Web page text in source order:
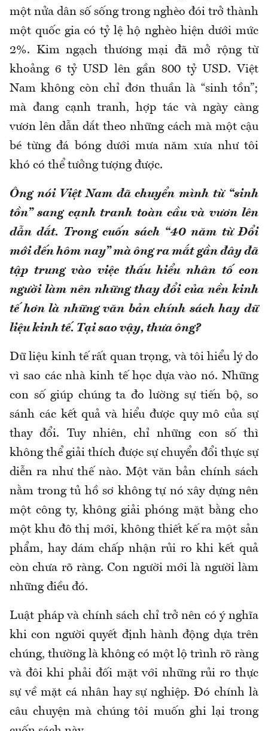
một nửa dân số sống trong nghèo đói trở thành
một quốc gia có tỷ lệ hộ nghèo hiện dưới mức
2%. Kim ngạch thương mại đã mở rộng từ
khoảng 6 tỷ USD lên gần 800 tỷ USD. Việt
Nam không còn chỉ đơn thuần là “sinh tồn”;
mà đang cạnh tranh, hợp tác và ngày càng
vươn lên dẫn dắt theo những cách mà một cậu
bé từng đá bóng dưới mưa năm xưa như tôi
khó có thể tưởng tượng được.
Ông nói Việt Nam đã chuyển mình từ “sinh
tồn” sang cạnh tranh toàn cầu và vươn lên
dẫn dắt. Trong cuốn sách “40 năm từ Đổi
mới đến hôm nay” mà ông ra mắt gần đây đã
tập trung vào việc thấu hiểu nhân tố con
người làm nên những thay đổi của nền kinh
tế hơn là những văn bản chính sách hay dữ
liệu kinh tế. Tại sao vậy, thưa ông?
Dữ liệu kinh tế rất quan trọng, và tôi hiểu lý do
vì sao các nhà kinh tế học dựa vào nó. Những
con số giúp chúng ta đo lường sự tiến bộ, so
sánh các kết quả và hiểu được quy mô của sự
thay đổi. Tuy nhiên, chỉ những con số thì
không thể giải thích được sự chuyển đổi thực sự
diễn ra như thế nào. Một văn bản chính sách
nằm trong tủ hồ sơ không tự nó xây dựng nên
một công ty, không giải phóng mặt bằng cho
một khu đô thị mới, không thiết kế ra một sản
phẩm, hay dám chấp nhận rủi ro khi kết quả
còn chưa rõ ràng. Con người mới là người làm
những điều đó.
Luật pháp và chính sách chỉ trở nên có ý nghĩa
khi con người quyết định hành động dựa trên
chúng, thường là không có một lộ trình rõ ràng
và đôi khi phải đối mặt với những rủi ro thực
sự về mặt cá nhân hay sự nghiệp. Đó chính là
câu chuyện mà chúng tôi muốn ghi lại trong